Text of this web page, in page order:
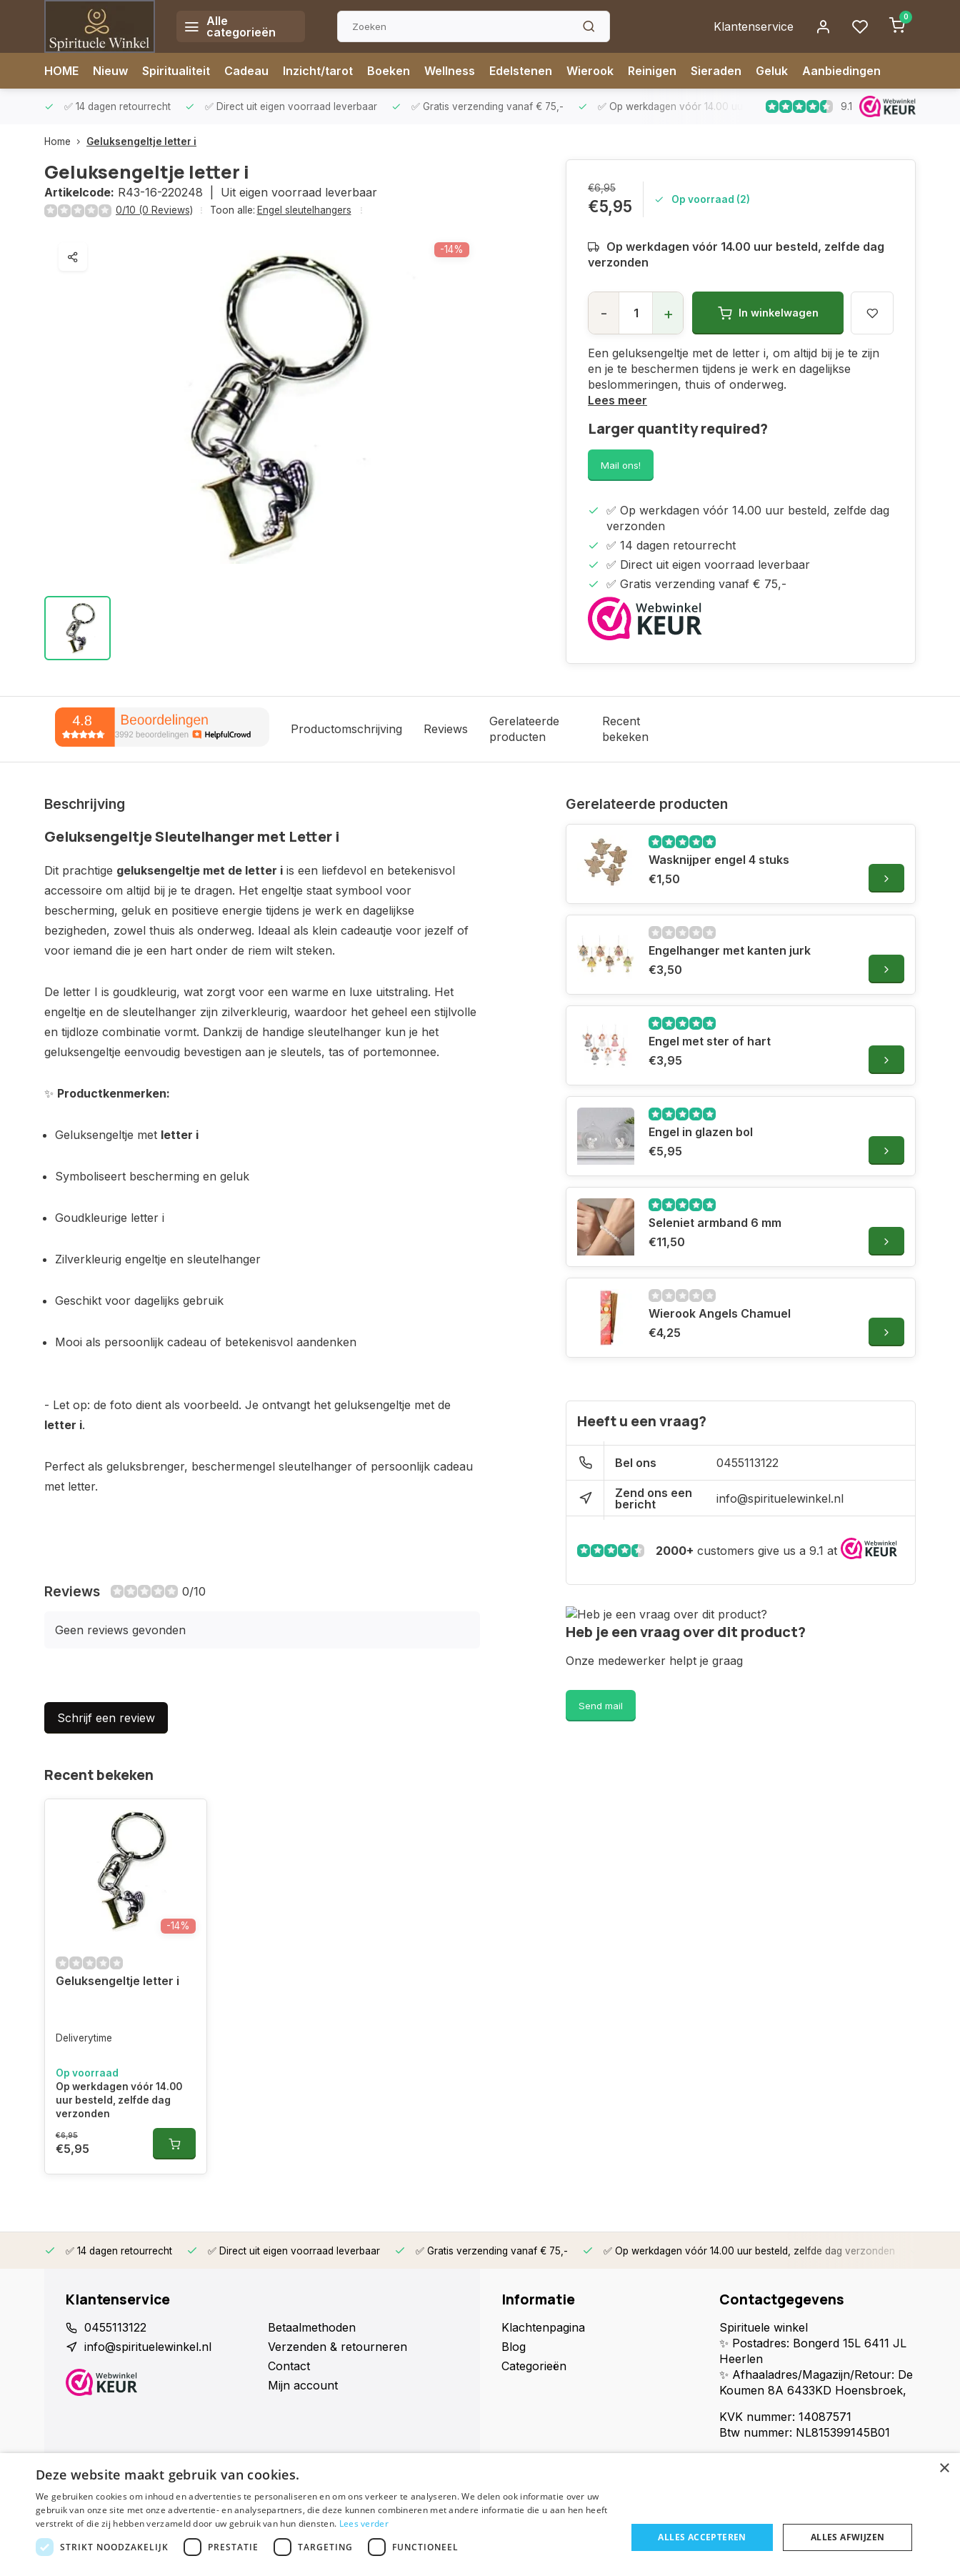
Alle
categorieën
Klantenservice
0
HOME Nieuw Spiritualiteit Cadeau Inzicht/tarot Boeken Wellness Edelstenen Wierook Reinigen Sieraden Geluk Aanbiedingen
✅ 14 dagen retourrecht ✅ Direct uit eigen voorraad leverbaar ✅ Gratis verzending vanaf € 75,- ✅ Op werkdagen vóór 14.00 uur besteld, zelfde dag verzonden
9.1
Home Geluksengeltje letter i
Geluksengeltje letter i
Artikelcode: R43-16-220248 | Uit eigen voorraad leverbaar
0/10 (0 Reviews) Toon alle: Engel sleutelhangers
-14%
€6,95
€5,95 Op voorraad (2)
Op werkdagen vóór 14.00 uur besteld, zelfde dag
verzonden
- + In winkelwagen
Een geluksengeltje met de letter i, om altijd bij je te zijn
en je te beschermen tijdens je werk en dagelijkse
beslommeringen, thuis of onderweg.
Lees meer
Larger quantity required?
Mail ons!
✅ Op werkdagen vóór 14.00 uur besteld, zelfde dag
verzonden
✅ 14 dagen retourrecht
✅ Direct uit eigen voorraad leverbaar
✅ Gratis verzending vanaf € 75,-
Productomschrijving Reviews
Gerelateerde
producten
Recent
bekeken
Beschrijving
Geluksengeltje Sleutelhanger met Letter i
Dit prachtige geluksengeltje met de letter i is een liefdevol en betekenisvol
accessoire om altijd bij je te dragen. Het engeltje staat symbool voor
bescherming, geluk en positieve energie tijdens je werk en dagelijkse
bezigheden, zowel thuis als onderweg. Ideaal als klein cadeautje voor jezelf of
voor iemand die je een hart onder de riem wilt steken.
De letter I is goudkleurig, wat zorgt voor een warme en luxe uitstraling. Het
engeltje en de sleutelhanger zijn zilverkleurig, waardoor het geheel een stijlvolle
en tijdloze combinatie vormt. Dankzij de handige sleutelhanger kun je het
geluksengeltje eenvoudig bevestigen aan je sleutels, tas of portemonnee.
✨ Productkenmerken:
Geluksengeltje met letter i
Symboliseert bescherming en geluk
Goudkleurige letter i
Zilverkleurig engeltje en sleutelhanger
Geschikt voor dagelijks gebruik
Mooi als persoonlijk cadeau of betekenisvol aandenken
- Let op: de foto dient als voorbeeld. Je ontvangt het geluksengeltje met de
letter i.
Perfect als geluksbrenger, beschermengel sleutelhanger of persoonlijk cadeau
met letter.
Reviews 0/10
Geen reviews gevonden
Schrijf een review
Gerelateerde producten
Wasknijper engel 4 stuks
€1,50
Engelhanger met kanten jurk
€3,50
Engel met ster of hart
€3,95
Engel in glazen bol
€5,95
Seleniet armband 6 mm
€11,50
Wierook Angels Chamuel
€4,25
Heeft u een vraag?
Bel ons 0455113122
Zend ons een
bericht
info@spirituelewinkel.nl
2000+ customers give us a 9.1 at
Heb je een vraag over dit product?
Onze medewerker helpt je graag
Send mail
Recent bekeken
-14%
Geluksengeltje letter i
Deliverytime
Op voorraad
Op werkdagen vóór 14.00
uur besteld, zelfde dag
verzonden
€6,95
€5,95
✅ 14 dagen retourrecht ✅ Direct uit eigen voorraad leverbaar ✅ Gratis verzending vanaf € 75,- ✅ Op werkdagen vóór 14.00 uur besteld, zelfde dag verzonden
Klantenservice
0455113122
info@spirituelewinkel.nl
Betaalmethoden
Verzenden & retourneren
Contact
Mijn account
Informatie
Klachtenpagina
Blog
Categorieën
Contactgegevens
Spirituele winkel
✨ Postadres: Bongerd 15L 6411 JL
Heerlen
✨ Afhaaladres/Magazijn/Retour: De
Koumen 8A 6433KD Hoensbroek,
KVK nummer: 14087571
Btw nummer: NL815399145B01
Schijf je nu in voor de nieuwsbrief Abonneer
×
Deze website maakt gebruik van cookies.
We gebruiken cookies om inhoud en advertenties te personaliseren en om ons verkeer te analyseren. We delen ook informatie over uw
gebruik van onze site met onze advertentie- en analysepartners, die deze kunnen combineren met andere informatie die u aan hen heeft
verstrekt of die zij hebben verzameld door uw gebruik van hun diensten. Lees verder
STRIKT NOODZAKELIJK
PRESTATIE TARGETING FUNCTIONEEL
ALLES ACCEPTEREN ALLES AFWIJZEN